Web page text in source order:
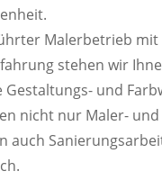
Malerbetrieb
stehen wir
und
nicht nur Maler-
auch